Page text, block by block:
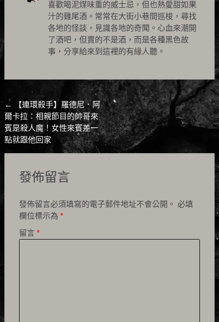
喜歡喝泥煤味重的威士忌，但也熱愛甜如果
汁的雞尾酒。常常在大街小巷間巡梭，尋找
各地的怪談，見識各地的奇聞。心血來潮開
了酒吧，但賣的不是酒，而是各種黑色故
事，分享給來到這裡的有緣人聽。
Post
navigation
←
【連環殺手】羅德尼．阿
爾卡拉：相親節目的帥哥來
賓是殺人魔！女性來賓差一
點就跟他回家
發佈留言
發佈留言必須填寫的電子郵件地址不會公開。 必填
欄位標示為 *
留言 *